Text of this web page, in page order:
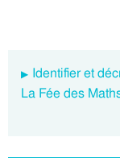
Identifier et
La Fée des